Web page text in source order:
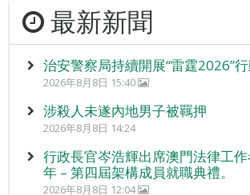
最新新聞
治安警察局持續開展“雷霆2026”
2026年8月8日 15:40
涉殺人未遂內地男子被羈押
2026年8月8日 14:24
行政長官岑浩輝出席澳門法律工
年 – 第四屆架構成員就職典禮。
2026年8月8日 12:04